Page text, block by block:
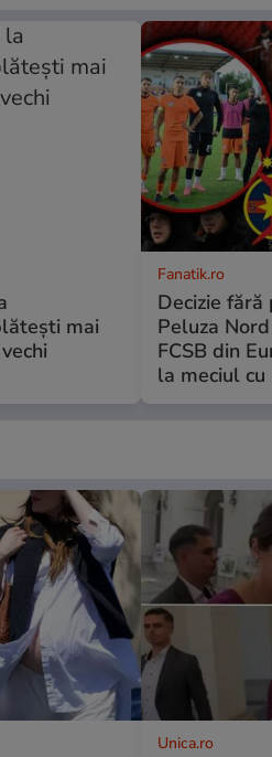
mai
Fanatik.ro
Decizie
Peluza
FCSB din
la meciul cu
Unica.ro